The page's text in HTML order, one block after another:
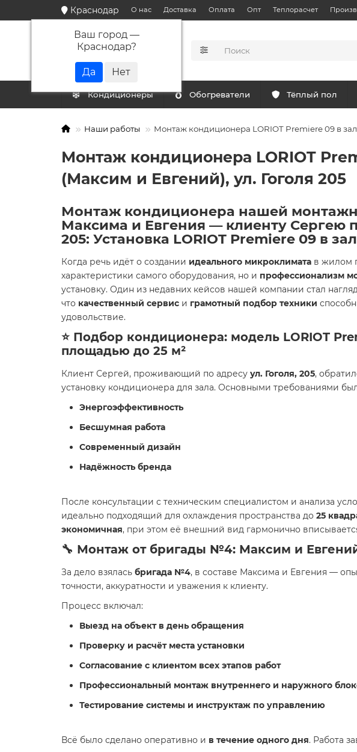
Краснодар
Ваш город —
Краснодар?
О нас Доставка Оплата Опт Теплорасчет
КАТАЛОГ
Кондиционеры Обогреватели Тёплый пол
Наши работы Монтаж кондиционера LORIOT Premiere 09 в
Монтаж кондиционера LORIOT
(Максим и Евгений), ул. Гоголя 205
Монтаж кондиционера нашей
Максима и Евгения — клиенту Сергею
205: Установка LORIOT Premiere 09 в
Когда речь идёт о создании идеального микроклимата в жилом
характеристики самого оборудования, но и профессионализм
установку. Один из недавних кейсов нашей компании стал
что качественный сервис и грамотный подбор техники
удовольствие.
⭐ Подбор кондиционера: модель LORIOT
площадью до 25 м²
Клиент Сергей, проживающий по адресу ул. Гоголя, 205,
установку кондиционера для зала. Основными требованиями
Энергоэффективность
Бесшумная работа
Современный дизайн
Надёжность бренда
После консультации с техническим специалистом и анализа
идеально подходящий для охлаждения пространства до 25
экономичная, при этом её внешний вид гармонично
🔧 Монтаж от бригады №4: Максим и
За дело взялась бригада №4, в составе Максима и Евгения —
точности, аккуратности и уважения к клиенту.
Процесс включал:
Выезд на объект в день обращения
Проверку и расчёт места установки
Согласование с клиентом всех этапов работ
Профессиональный монтаж внутреннего и наружного
Тестирование системы и инструктаж по управлению
Всё было сделано оперативно и в течение одного дня. Работа